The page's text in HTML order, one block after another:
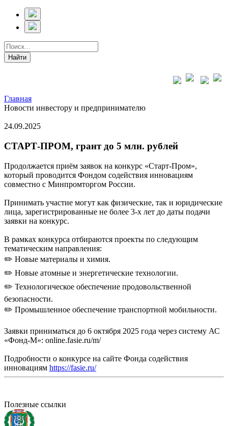
Главная
Новости инвестору и предпринимателю
24.09.2025
СТАРТ-ПРОМ, грант до 5 млн. рублей
Продолжается приём заявок на конкурс «Старт-Пром»,
который проводится Фондом содействия инновациям
совместно с Минпромторгом России.
Принимать участие могут как физические, так и юридические
лица, зарегистрированные не более 3-х лет до даты подачи
заявки на конкурс.
В рамках конкурса отбираются проекты по следующим
тематическим направления:
✏️ Новые материалы и химия.
✏️ Новые атомные и энергетические технологии.
✏️ Технологическое обеспечение продовольственной
безопасности.
✏️ Промышленное обеспечение транспортной мобильности.
Заявки приниматься до 6 октября 2025 года через систему АС
«Фонд-М»: online.fasie.ru/m/
Подробности о конкурсе на сайте Фонда содействия
инновациям https://fasie.ru/
Полезные ссылки